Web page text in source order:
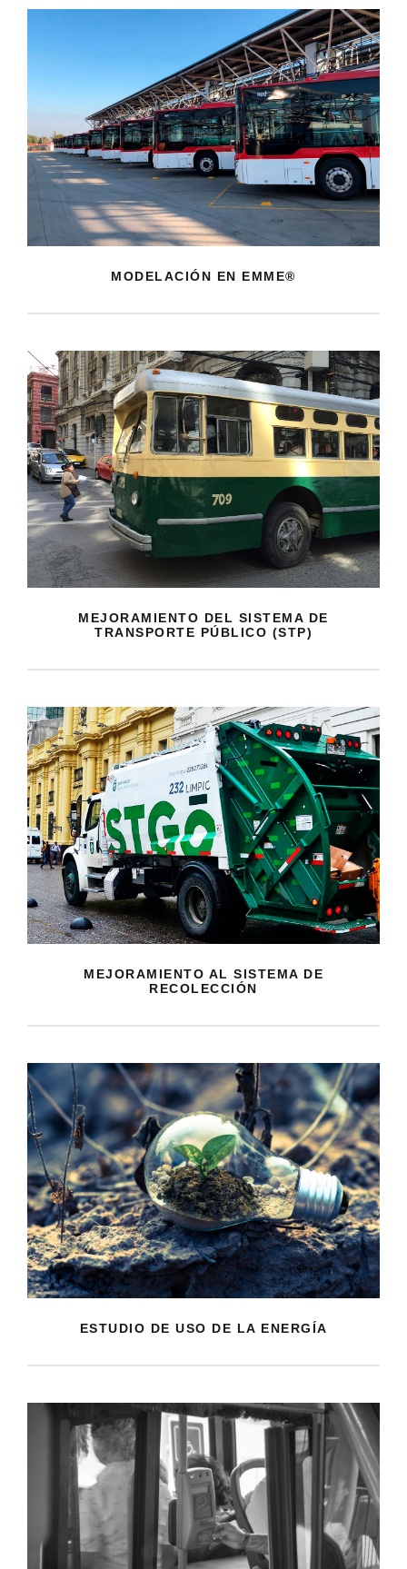
MODELACIÓN EN EMME®
MEJORAMIENTO DEL SISTEMA DE
TRANSPORTE PÚBLICO (STP)
MEJORAMIENTO AL SISTEMA DE
RECOLECCIÓN
ESTUDIO DE USO DE LA ENERGÍA